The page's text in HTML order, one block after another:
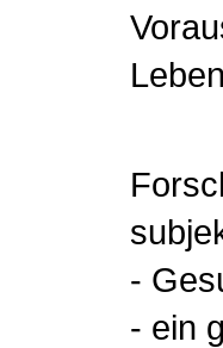
-
- ein